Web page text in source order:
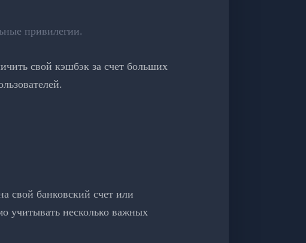
привилегии.
свой кэшбэк за счет больших
свой банковский счет или
учитывать несколько важных